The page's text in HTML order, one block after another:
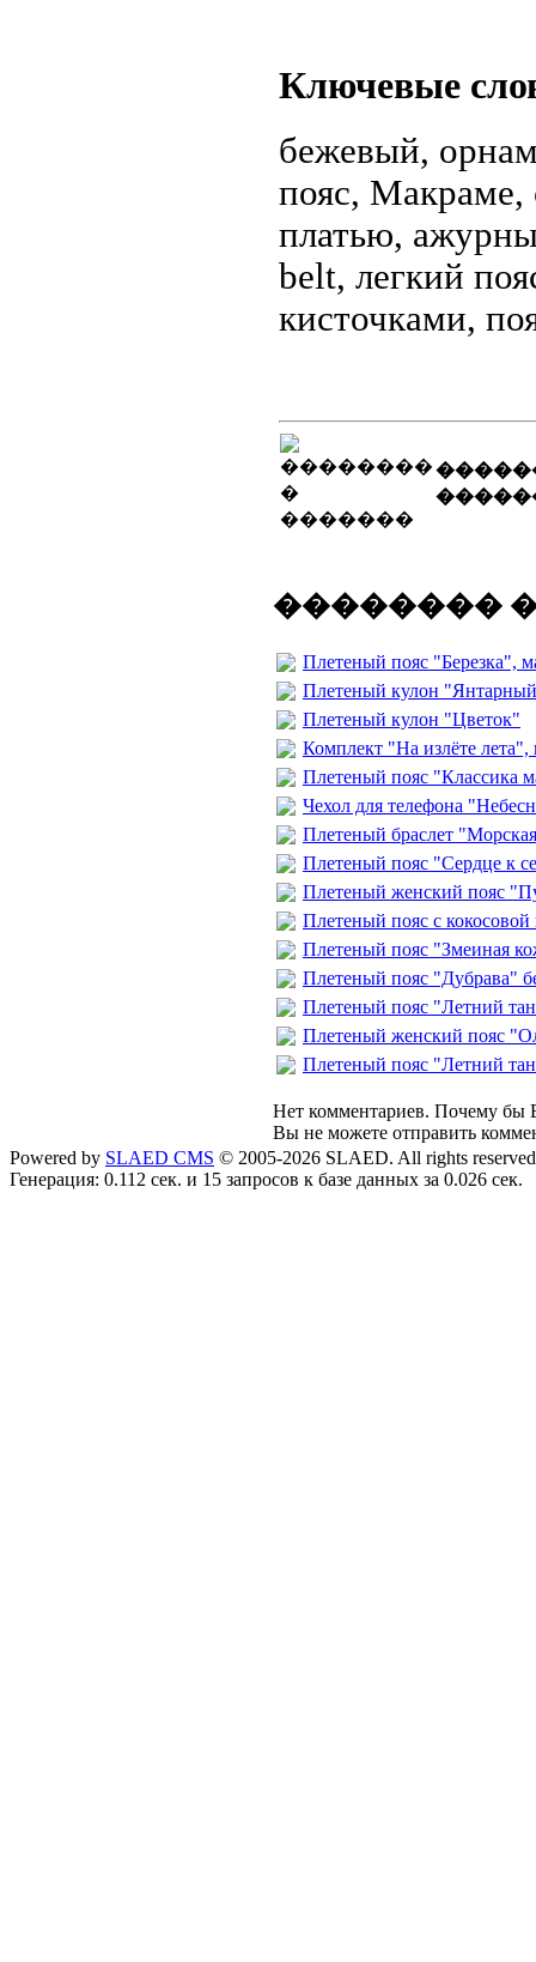
Ключевые
бежевый,
пояс, Макраме,
платью,
belt, легкий
кисточками,
��������
Плетеный пояс "Березка",
Плетеный кулон
Плетеный кулон "Цветок"
Комплект "На излёте лета",
Плетеный пояс "Классика
Чехол для телефона
Плетеный браслет
Плетеный пояс "Сердце к
Плетеный женский пояс
Плетеный пояс с
Плетеный пояс "Змеиная
Плетеный пояс "Дубрава"
Плетеный пояс "Летний
Плетеный женский пояс
Плетеный пояс "Летний
Нет комментариев. Почему бы
Вы не можете отправить
Powered by SLAED CMS © 2005-2026 SLAED. All rights
Генерация: 0.112 сек. и 15 запросов к базе данных за 0.026 сек.